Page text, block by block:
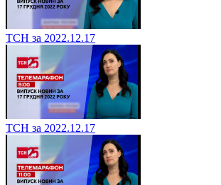
ТСН за 2022.12.17
ТСН за 2022.12.17